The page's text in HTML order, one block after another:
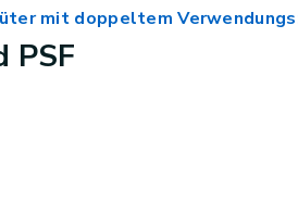
mit doppeltem
PSF